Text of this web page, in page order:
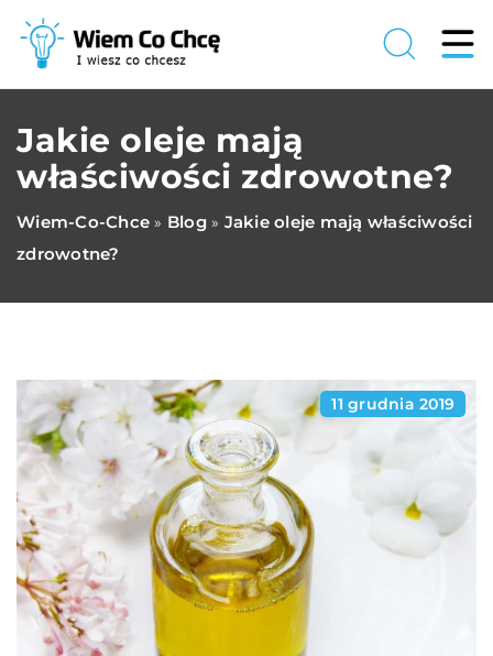
Jakie oleje mają
właściwości zdrowotne?
Wiem-Co-Chce » Blog» Jakie oleje mają właściwości
zdrowotne?
11 grudnia 2019